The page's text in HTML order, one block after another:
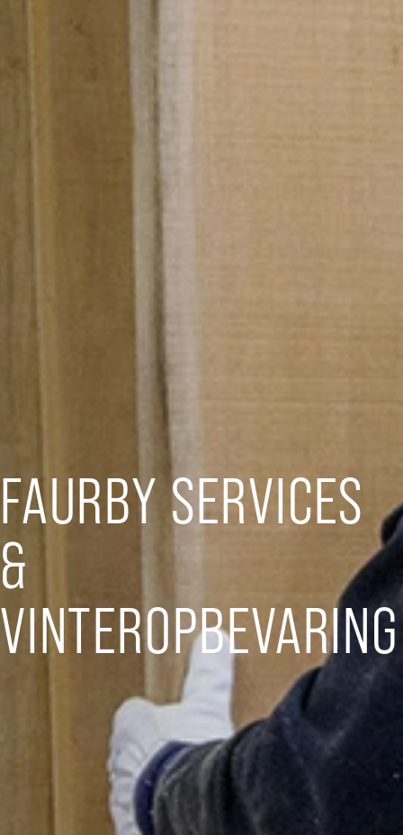
FAURBY SERVICES
&
VINTEROPBEVARING